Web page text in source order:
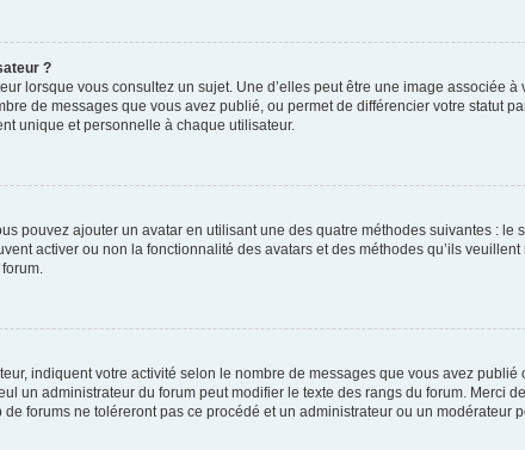
?
lorsque vous consultez un sujet. Une d’elles peut être une image associée
de messages que vous avez publié, ou permet de différencier votre statut
unique et personnelle à chaque utilisateur.
pouvez ajouter un avatar en utilisant une des quatre méthodes suivantes : le
activer ou non la fonctionnalité des avatars et des méthodes qu’ils
indiquent votre activité selon le nombre de messages que vous avez
un administrateur du forum peut modifier le texte des rangs du forum. Merci
forums ne toléreront pas ce procédé et un administrateur ou un modérateur